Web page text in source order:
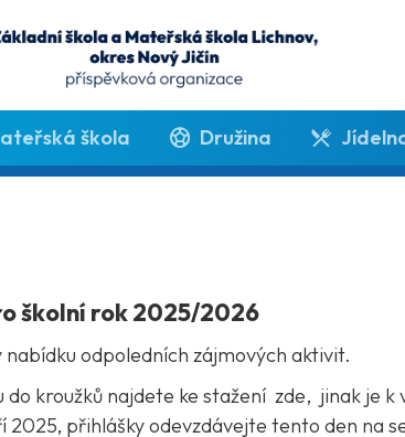
škola Družina
školní rok 2025/2026
odpoledních zájmových aktivit.
kroužků najdete ke stažení zde, jinak je k
přihlášky odevzdávejte tento den na